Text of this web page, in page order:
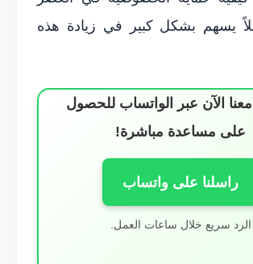
يسهم بشكل كبير في زيادة هذه
الآن عبر الواتساب للحصول
على مساعدة مباشرة!
راسلنا على واتساب
الرد سريع خلال ساعات العمل.